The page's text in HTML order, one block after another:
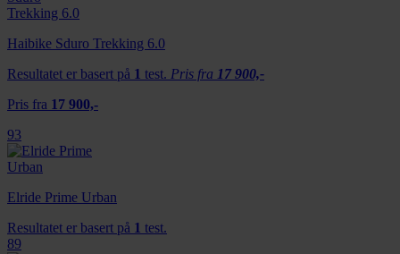
Haibike Sduro Trekking 6.0
Resultatet er basert på 1 test. Pris fra 17 900,-
Pris fra 17 900,-
93
Elride Prime Urban
Resultatet er basert på 1 test.
89